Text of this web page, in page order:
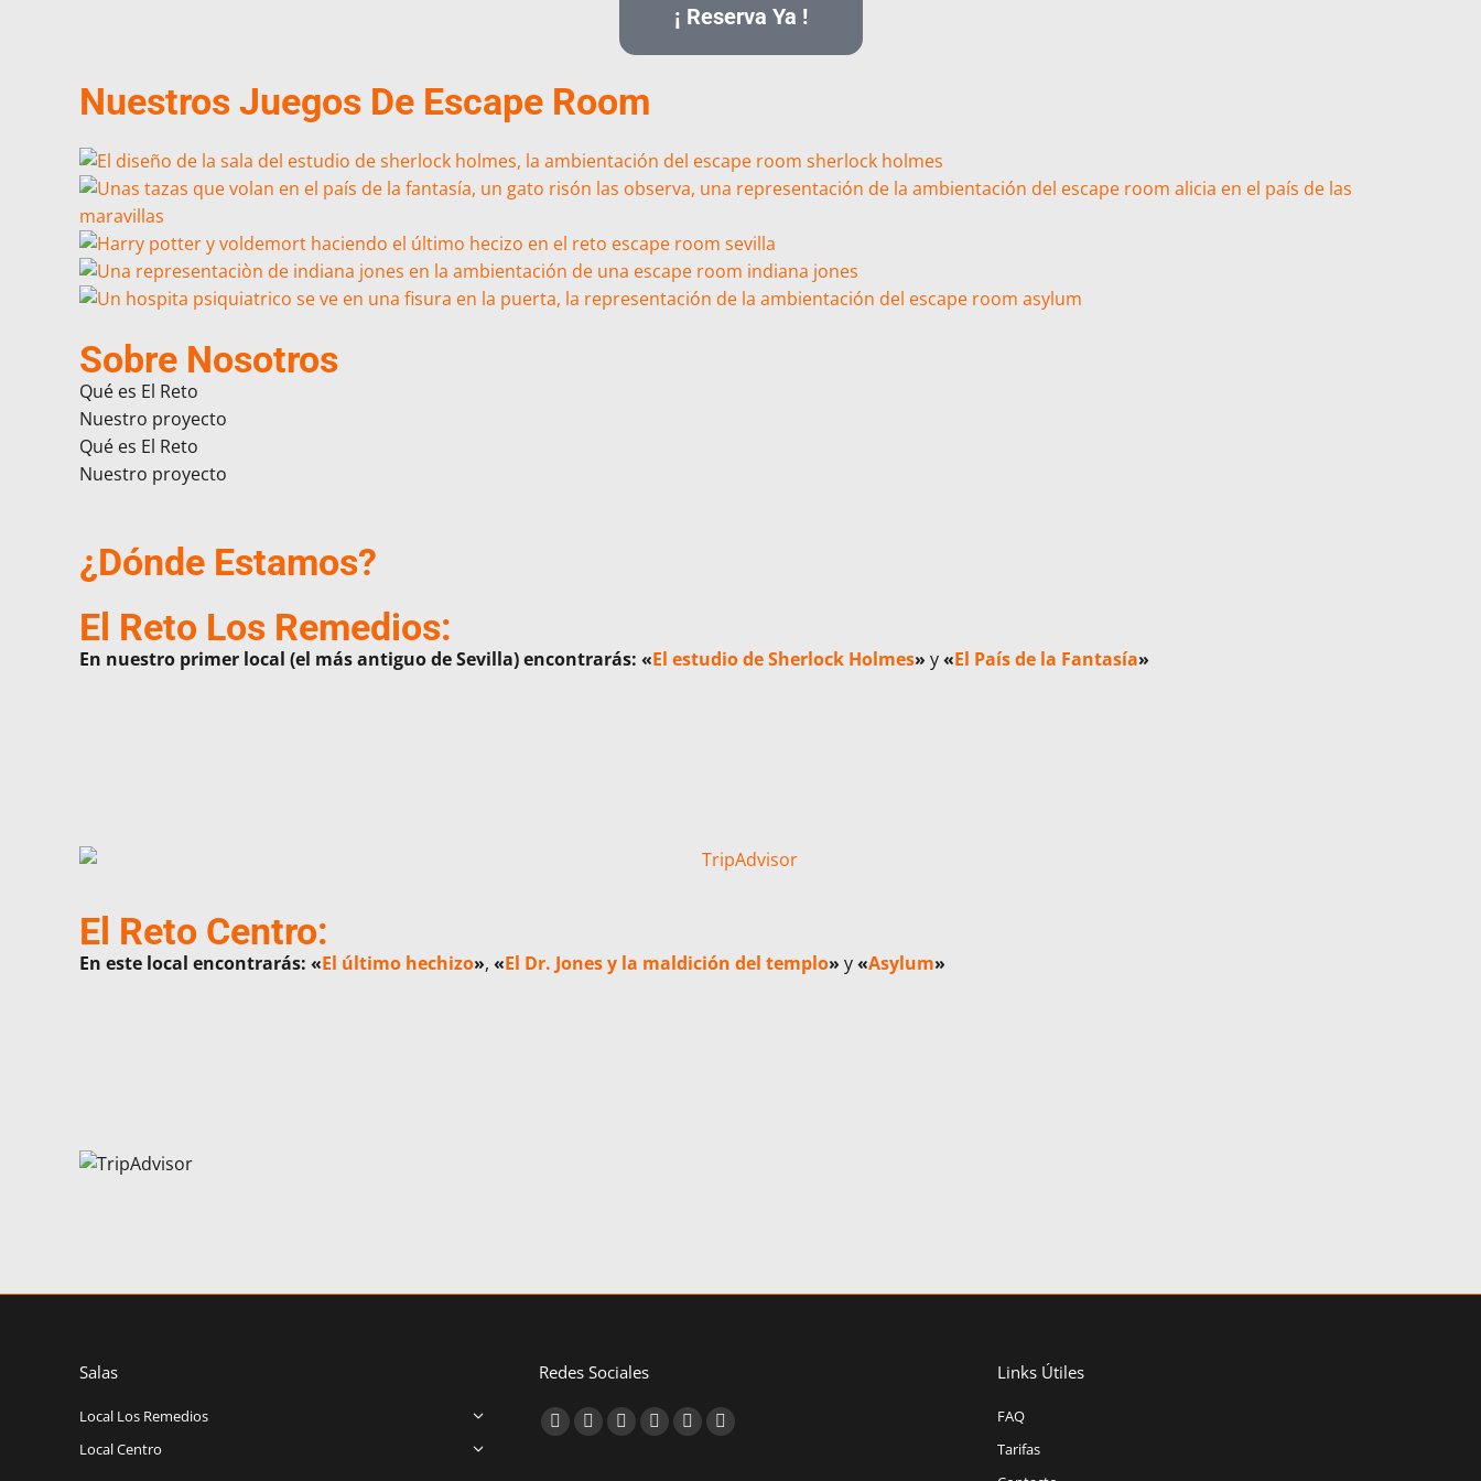
¡ Reserva Ya !
Nuestros Juegos De Escape Room
Sobre Nosotros
Qué es El Reto
Nuestro proyecto
Qué es El Reto
Nuestro proyecto
¿Dónde Estamos?
El Reto Los Remedios:
En nuestro primer local (el más antiguo de Sevilla) encontrarás: «El estudio de Sherlock Holmes» y«El País de la Fantasía»
El Reto Centro:
En este local encontrarás: «El último hechizo», «El Dr. Jones y la maldición del templo» y«Asylum»
Salas
Local Los Remedios
Local Centro
Redes Sociales
Find us on:
Links Útiles
FAQ
Tarifas